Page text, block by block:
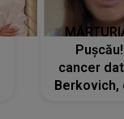
cancer
Berkovich,